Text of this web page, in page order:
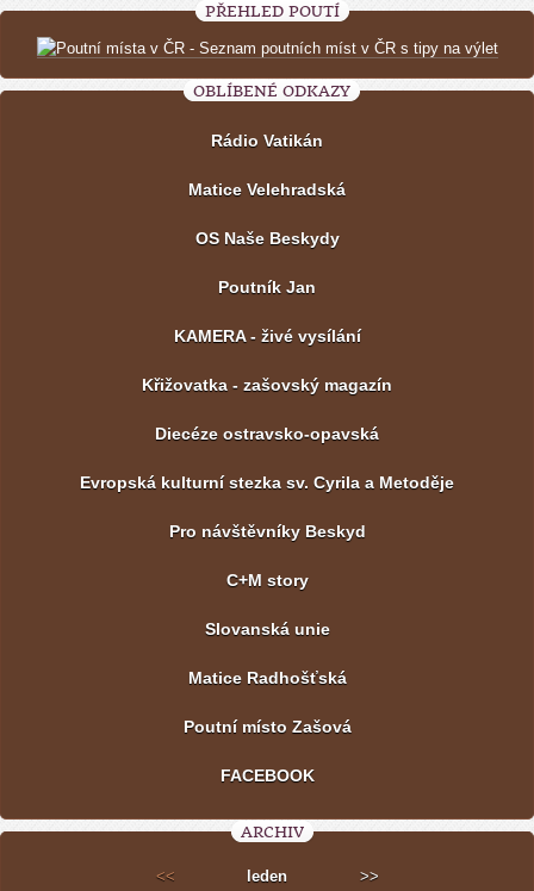
PŘEHLED POUTÍ
OBLÍBENÉ ODKAZY
Rádio Vatikán
Matice Velehradská
OS Naše Beskydy
Poutník Jan
KAMERA - živé vysílání
Křižovatka - zašovský magazín
Diecéze ostravsko-opavská
Evropská kulturní stezka sv. Cyrila a Metoděje
Pro návštěvníky Beskyd
C+M story
Slovanská unie
Matice Radhošťská
Poutní místo Zašová
FACEBOOK
ARCHIV
<< leden >>